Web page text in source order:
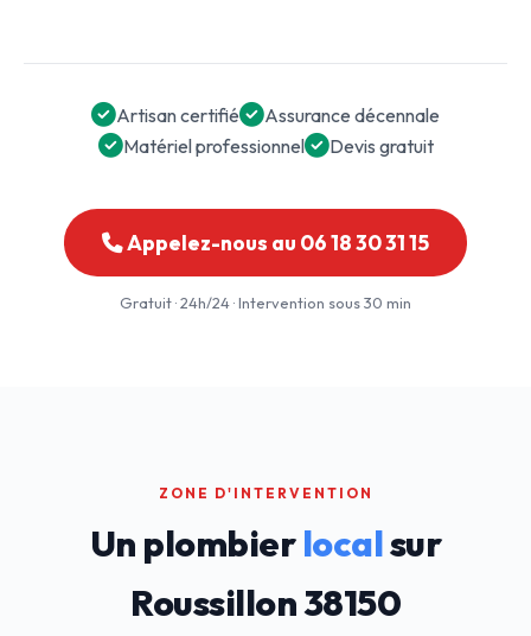
Artisan certifié
Assurance décennale
Matériel professionnel
Devis gratuit
Appelez-nous au 06 18 30 31 15
Gratuit · 24h/24 · Intervention sous 30 min
ZONE D'INTERVENTION
Un plombierlocalsur
Roussillon 38150